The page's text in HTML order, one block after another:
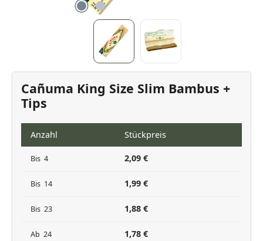
Cañuma King Size Slim Bambus +
Tips
Anzahl Stückpreis
Bis 4 2,09 €
Bis 14 1,99 €
Bis 23 1,88 €
Ab 24 1,78 €